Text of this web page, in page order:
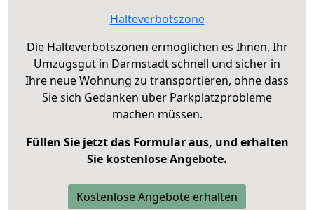
Halteverbotszone
Die Halteverbotszonen ermöglichen es Ihnen, Ihr
Umzugsgut in Darmstadt schnell und sicher in
Ihre neue Wohnung zu transportieren, ohne dass
Sie sich Gedanken über Parkplatzprobleme
machen müssen.
Füllen Sie jetzt das Formular aus, und erhalten
Sie kostenlose Angebote.
Kostenlose Angebote erhalten